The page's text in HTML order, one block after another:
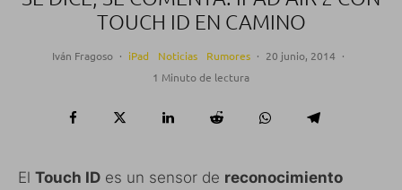
TOUCH ID EN CAMINO
Iván Fragoso · iPad Noticias Rumores · 20 junio, 2014 ·
1 Minuto de lectura
El Touch ID es un sensor de reconocimiento